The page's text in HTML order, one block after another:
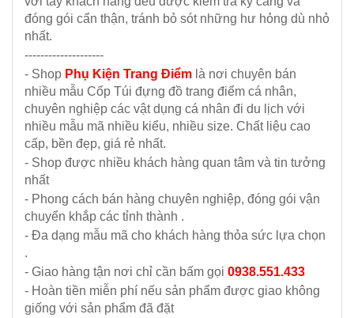
đóng gói cẩn thận, tránh bỏ sót những hư hỏng dù nhỏ
nhất.
--------------------
- Shop Phụ Kiện Trang Điểm là nơi chuyên bán
nhiều mẫu Cốp Túi đựng đồ trang điểm cá nhân,
chuyên nghiệp các vật dụng cá nhân đi du lịch với
nhiều mẫu mã nhiều kiểu, nhiều size. Chất liệu cao
cấp, bền đẹp, giá rẻ nhất.
- Shop được nhiều khách hàng quan tâm và tin tưởng
nhất
- Phong cách bán hàng chuyên nghiệp, đóng gói vận
chuyển khắp các tỉnh thành .
- Đa dạng mẫu mã cho khách hàng thỏa sức lựa chọn
.
- Giao hàng tận nơi chỉ cần bấm gọi 0938.551.433
- Hoàn tiền miễn phí nếu sản phẩm được giao không
giống với sản phẩm đã đặt